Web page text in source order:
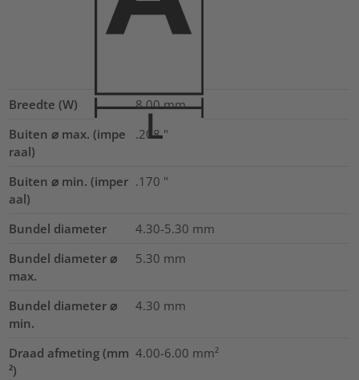
Breedte (W) 8.00 mm
Buiten ⌀ max. (impe
raal)
.208 "
Buiten ⌀ min. (imper
aal)
.170 "
Bundel diameter 4.30-5.30 mm
Bundel diameter ⌀
max.
5.30 mm
Bundel diameter ⌀
min.
4.30 mm
Draad afmeting (mm
²)
4.00-6.00 mm²